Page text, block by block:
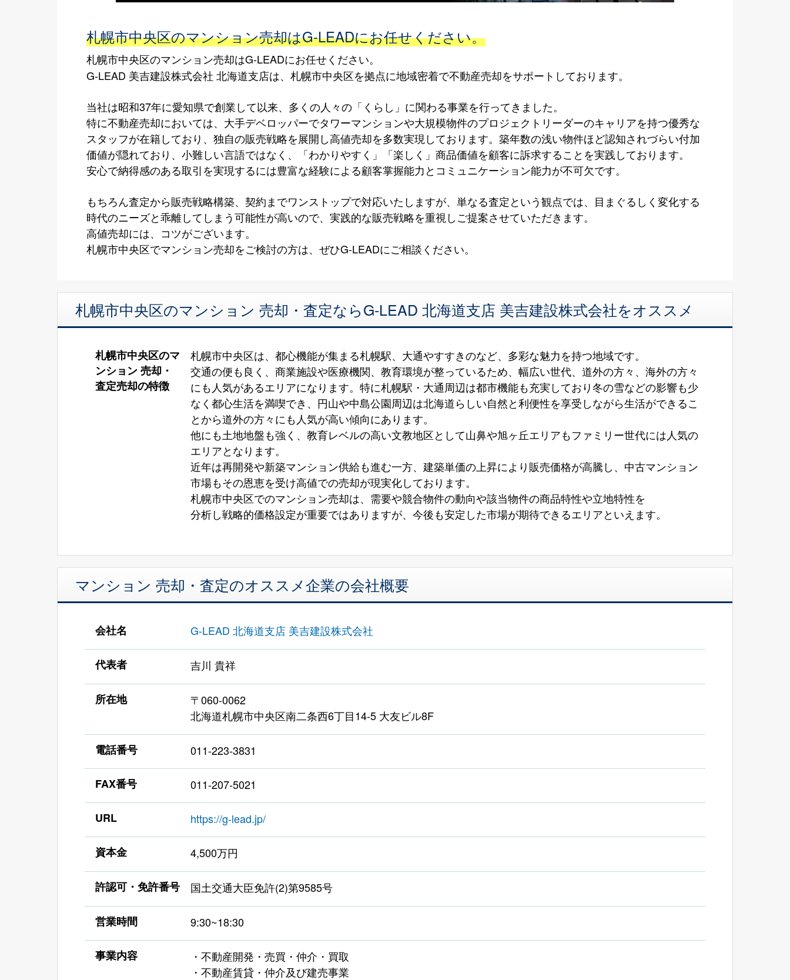
札幌市中央区のマンション売却はG-LEADにお任せください。
札幌市中央区のマンション売却はG-LEADにお任せください。
G-LEAD 美吉建設株式会社 北海道支店は、札幌市中央区を拠点に地域密着で不動産売却をサポートしております。
当社は昭和37年に愛知県で創業して以来、多くの人々の「くらし」に関わる事業を行ってきました。
特に不動産売却においては、大手デベロッパーでタワーマンションや大規模物件のプロジェクトリーダーのキャリアを持つ優秀な
スタッフが在籍しており、独自の販売戦略を展開し高値売却を多数実現しております。築年数の浅い物件ほど認知されづらい付加
価値が隠れており、小難しい言語ではなく、「わかりやすく」「楽しく」商品価値を顧客に訴求することを実践しております。
安心で納得感のある取引を実現するには豊富な経験による顧客掌握能力とコミュニケーション能力が不可欠です。
もちろん査定から販売戦略構築、契約までワンストップで対応いたしますが、単なる査定という観点では、目まぐるしく変化する
時代のニーズと乖離してしまう可能性が高いので、実践的な販売戦略を重視しご提案させていただきます。
高値売却には、コツがございます。
札幌市中央区でマンション売却をご検討の方は、ぜひG-LEADにご相談ください。
札幌市中央区のマンション 売却・査定ならG-LEAD 北海道支店 美吉建設株式会社をオススメ
札幌市中央区のマ
ンション 売却・
査定売却の特徴
札幌市中央区は、都心機能が集まる札幌駅、大通やすすきのなど、多彩な魅力を持つ地域です。
交通の便も良く、商業施設や医療機関、教育環境が整っているため、幅広い世代、道外の方々、海外の方々
にも人気があるエリアになります。特に札幌駅・大通周辺は都市機能も充実しており冬の雪などの影響も少
なく都心生活を満喫でき、円山や中島公園周辺は北海道らしい自然と利便性を享受しながら生活ができるこ
とから道外の方々にも人気が高い傾向にあります。
他にも土地地盤も強く、教育レベルの高い文教地区として山鼻や旭ヶ丘エリアもファミリー世代には人気の
エリアとなります。
近年は再開発や新築マンション供給も進む一方、建築単価の上昇により販売価格が高騰し、中古マンション
市場もその恩恵を受け高値での売却が現実化しております。
札幌市中央区でのマンション売却は、需要や競合物件の動向や該当物件の商品特性や立地特性を
分析し戦略的価格設定が重要ではありますが、今後も安定した市場が期待できるエリアといえます。
マンション 売却・査定のオススメ企業の会社概要
会社名 G-LEAD 北海道支店 美吉建設株式会社
代表者 吉川 貴祥
所在地
〒060-0062
北海道札幌市中央区南二条西6丁目14-5 大友ビル8F
電話番号 011-223-3831
FAX番号 011-207-5021
URL https://g-lead.jp/
資本金 4,500万円
許認可・免許番号 国土交通大臣免許(2)第9585号
営業時間 9:30~18:30
事業内容
・不動産開発・売買・仲介・買取
・不動産賃貸・仲介及び建売事業